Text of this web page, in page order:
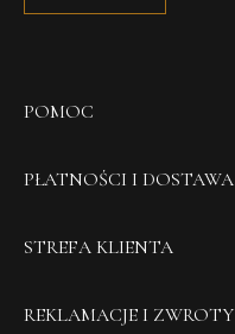
POMOC
PŁATNOŚCI I DOSTAWA
STREFA KLIENTA
REKLAMACJE I ZWROTY